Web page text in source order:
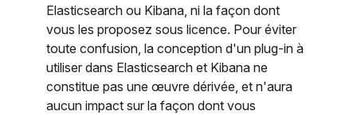
Elasticsearch ou Kibana, ni la façon dont
vous les proposez sous licence. Pour éviter
toute confusion, la conception d'un plug-in à
utiliser dans Elasticsearch et Kibana ne
constitue pas une œuvre dérivée, et n'aura
aucun impact sur la façon dont vous